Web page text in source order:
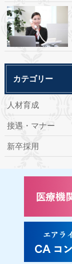
カテゴリー
人材育成
接遇・マナー
新卒採用